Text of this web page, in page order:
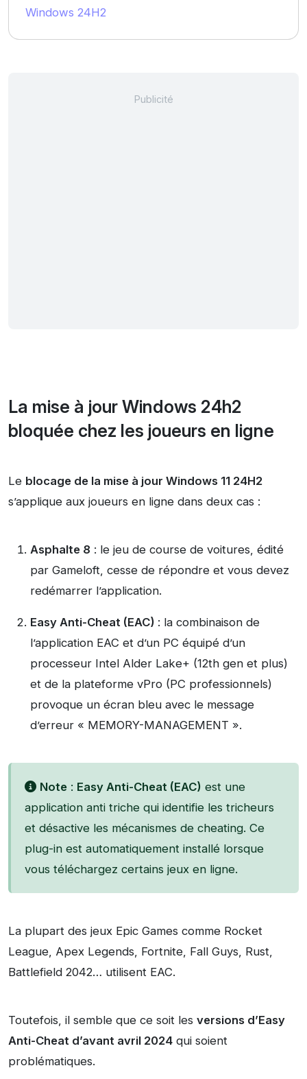
Windows 24H2
La mise à jour Windows 24h2
bloquée chez les joueurs en ligne
Le blocage de la mise à jour Windows 11 24H2
s’applique aux joueurs en ligne dans deux cas :
Asphalte 8 : le jeu de course de voitures, édité
par Gameloft, cesse de répondre et vous devez
redémarrer l’application.
Easy Anti-Cheat (EAC) : la combinaison de
l’application EAC et d’un PC équipé d’un
processeur Intel Alder Lake+ (12th gen et plus)
et de la plateforme vPro (PC professionnels)
provoque un écran bleu avec le message
d’erreur « MEMORY-MANAGEMENT ».
Note : Easy Anti-Cheat (EAC) est une
application anti triche qui identifie les tricheurs
et désactive les mécanismes de cheating. Ce
plug-in est automatiquement installé lorsque
vous téléchargez certains jeux en ligne.
La plupart des jeux Epic Games comme Rocket
League, Apex Legends, Fortnite, Fall Guys, Rust,
Battlefield 2042… utilisent EAC.
Toutefois, il semble que ce soit les versions d’Easy
Anti-Cheat d’avant avril 2024 qui soient
problématiques.